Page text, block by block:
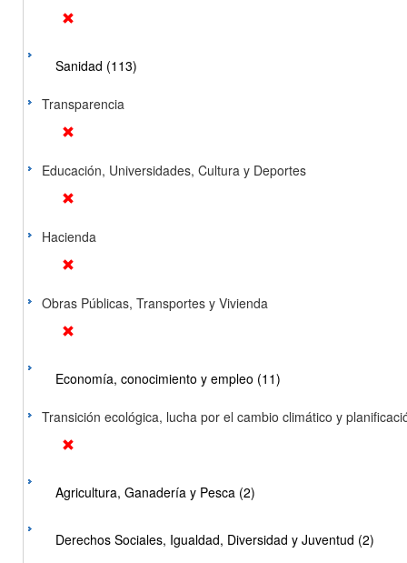
Sanidad (113)
Transparencia
Educación, Universidades, Cultura y Deportes
Hacienda
Obras Públicas, Transportes y Vivienda
Economía, conocimiento y empleo (11)
Transición ecológica, lucha por el cambio climático y
Agricultura, Ganadería y Pesca (2)
Derechos Sociales, Igualdad, Diversidad y Juventud (2)